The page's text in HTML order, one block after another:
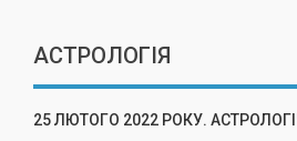
АСТРОЛОГІЯ
25 ЛЮТОГО 2022 РОКУ.